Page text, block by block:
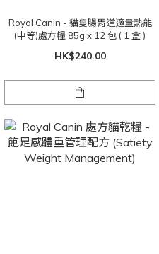
Royal Canin - 貓隻腸胃道適量熱能
(中等)處方糧 85g x 12 包 ( 1 盒 )
HK$240.00